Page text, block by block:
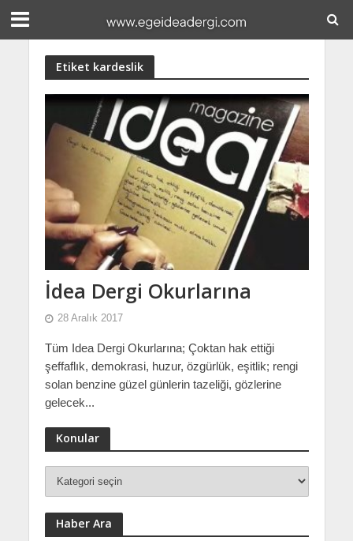
Etiket kardeslik
İdea Dergi Okurlarına
28 Aralık 2017
Tüm Idea Dergi Okurlarına; Çoktan hak ettiği
şeffaflık, demokrasi, huzur, özgürlük, eşitlik; rengi
solan benzine güzel günlerin tazeliği, gözlerine
gelecek...
Konular
Haber Ara